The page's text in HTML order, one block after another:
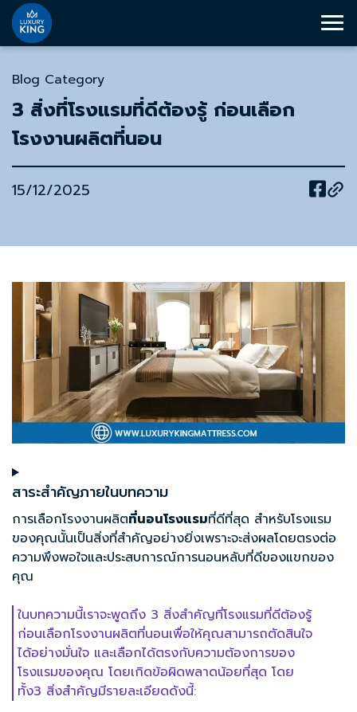
Blog Category
3 สิ่งที่โรงแรมที่ดีต้องรู้ ก่อนเลือก
โรงงานผลิตที่นอน
15/12/2025
สาระสำคัญภายในบทความ
การเลือกโรงงานผลิตที่นอนโรงแรมที่ดีที่สุด สำหรับโรงแรม
ของคุณนั้นเป็นสิ่งที่สำคัญอย่างยิ่งเพราะจะส่งผลโดยตรงต่อ
ความพึงพอใจและประสบการณ์การนอนหลับที่ดีของแขกของ
คุณ
ในบทความนี้เราจะพูดถึง 3 สิ่งสำคัญที่โรงแรมที่ดีต้องรู้
ก่อนเลือกโรงงานผลิตที่นอนเพื่อให้คุณสามารถตัดสินใจ
ได้อย่างมั่นใจ และเลือกได้ตรงกับความต้องการของ
โรงแรมของคุณ โดยเกิดข้อผิดพลาดน้อยที่สุด โดย
ทั้ง3 สิ่งสำคัญมีรายละเอียดดังนี้: